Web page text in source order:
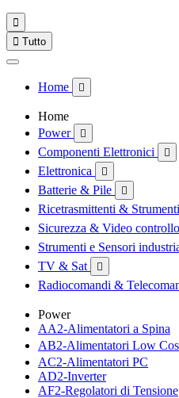

 Tutto
Home 
Home
Power

Componenti Elettronici 
Elettronica 
Batterie & Pile 
Ricetrasmittenti & Strumenti
Sicurezza & Video controllo
Strumenti e Sensori
TV & Sat 
Radiocomandi &
Power
AA2-Alimentatori a Spina
AB2-Alimentatori Low
AC2-Alimentatori PC
AD2-Inverter
AF2-Regolatori di Tensione